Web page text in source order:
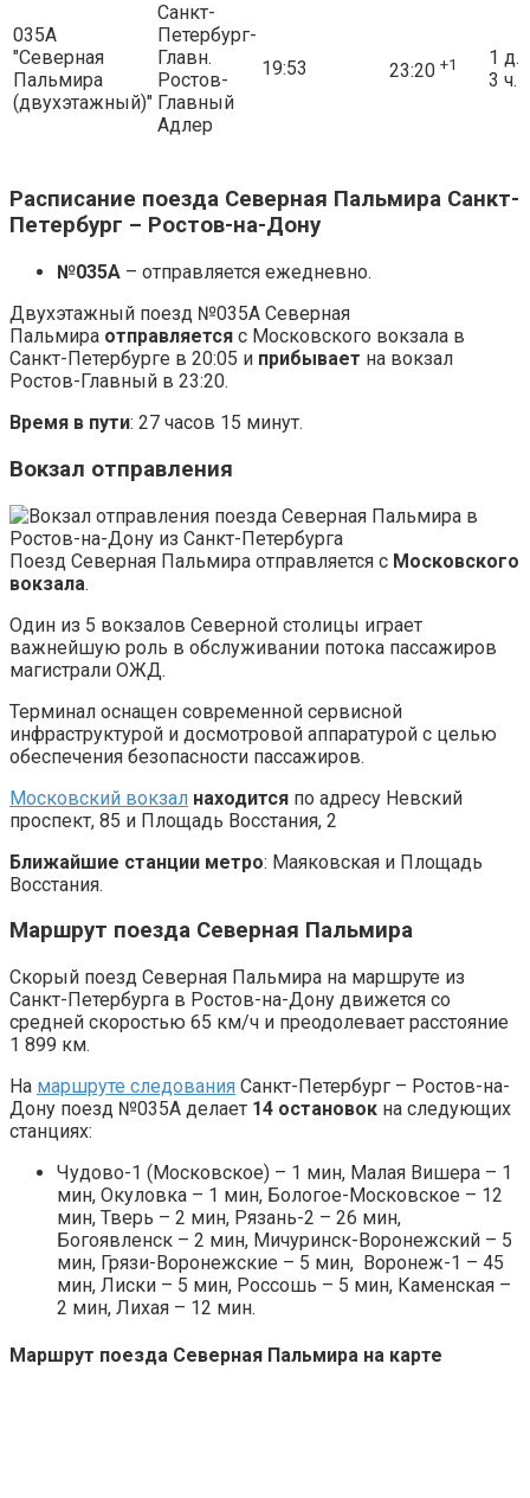
035А
"Северная
Пальмира
(двухэтажный)"
Санкт-
Петербург-
Главн.
Ростов-
Главный
Адлер
19:53 23:20 +1
1 д.
3 ч.
Расписание поезда Северная Пальмира Санкт-
Петербург – Ростов-на-Дону
№035А – отправляется ежедневно.
Двухэтажный поезд №035А Северная
Пальмира отправляется с Московского вокзала в
Санкт-Петербурге в 20:05 и прибывает на вокзал
Ростов-Главный в 23:20.
Время в пути: 27 часов 15 минут.
Вокзал отправления
Поезд Северная Пальмира отправляется с Московского
вокзала.
Один из 5 вокзалов Северной столицы играет
важнейшую роль в обслуживании потока пассажиров
магистрали ОЖД.
Терминал оснащен современной сервисной
инфраструктурой и досмотровой аппаратурой с целью
обеспечения безопасности пассажиров.
Московский вокзал находится по адресу Невский
проспект, 85 и Площадь Восстания, 2
Ближайшие станции метро: Маяковская и Площадь
Восстания.
Маршрут поезда Северная Пальмира
Скорый поезд Северная Пальмира на маршруте из
Санкт-Петербурга в Ростов-на-Дону движется со
средней скоростью 65 км/ч и преодолевает расстояние
1 899 км.
На маршруте следования Санкт-Петербург – Ростов-на-
Дону поезд №035А делает 14 остановок на следующих
станциях:
Чудово-1 (Московское) – 1 мин, Малая Вишера – 1
мин, Окуловка – 1 мин, Бологое-Московское – 12
мин, Тверь – 2 мин, Рязань-2 – 26 мин,
Богоявленск – 2 мин, Мичуринск-Воронежский – 5
мин, Грязи-Воронежские – 5 мин, Воронеж-1 – 45
мин, Лиски – 5 мин, Россошь – 5 мин, Каменская –
2 мин, Лихая – 12 мин.
Маршрут поезда Северная Пальмира на карте